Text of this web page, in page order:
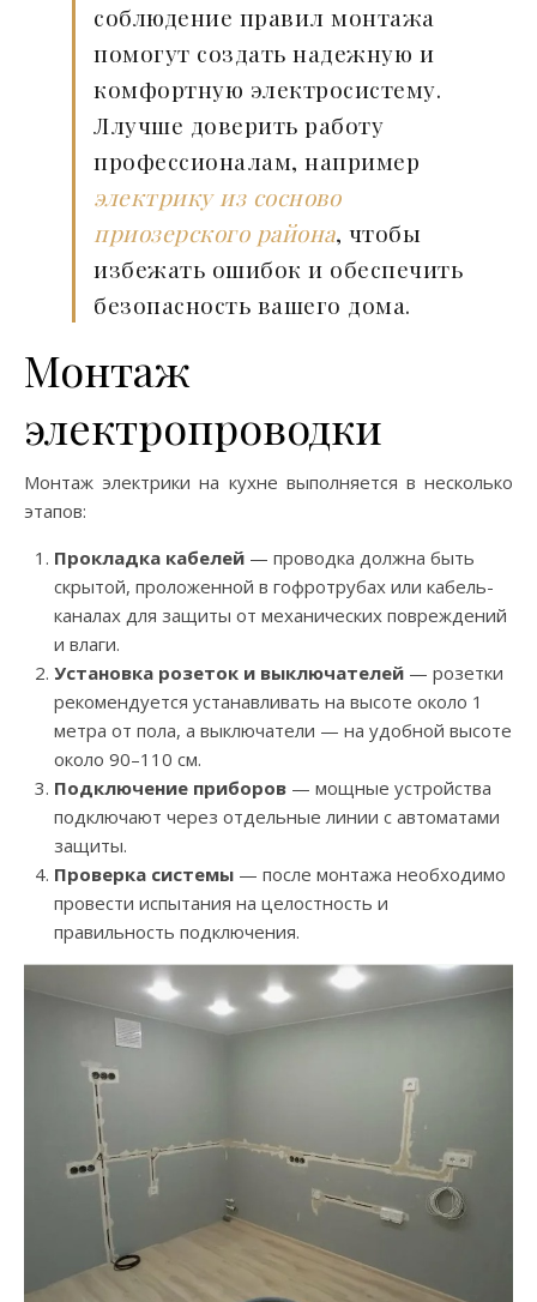
соблюдение правил монтажа
помогут создать надежную и
комфортную электросистему.
Ллучше доверить работу
профессионалам, например
электрику из сосново
приозерского района, чтобы
избежать ошибок и обеспечить
безопасность вашего дома.
Монтаж
электропроводки
Монтаж электрики на кухне выполняется в несколько
этапов:
Прокладка кабелей — проводка должна быть
скрытой, проложенной в гофротрубах или кабель-
каналах для защиты от механических повреждений
и влаги.
Установка розеток и выключателей — розетки
рекомендуется устанавливать на высоте около 1
метра от пола, а выключатели — на удобной высоте
около 90–110 см.
Подключение приборов — мощные устройства
подключают через отдельные линии с автоматами
защиты.
Проверка системы — после монтажа необходимо
провести испытания на целостность и
правильность подключения.